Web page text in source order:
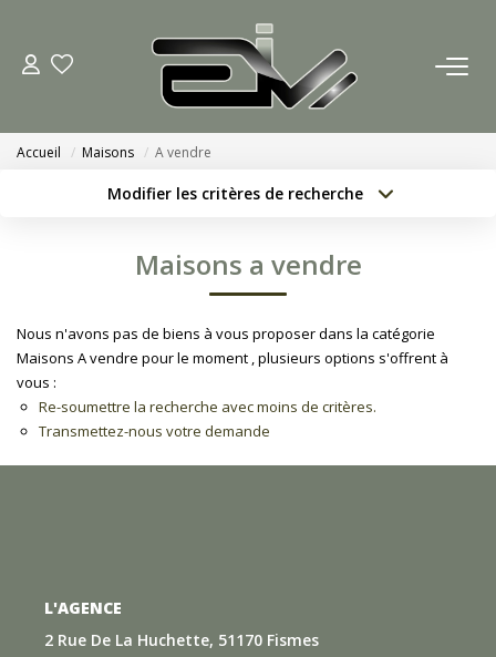
ACCUEIL
Nos Actualités
ACHETER
ESTIMATION
Accueil Maisons A vendre
Modifier les critères de recherche
Plus de critères Créer une alerte
Maisons a vendre
Nous n'avons pas de biens à vous proposer dans la catégorie
Maisons A vendre pour le moment , plusieurs options s'offrent à
vous :
Re-soumettre la recherche avec moins de critères.
Transmettez-nous votre demande
L'AGENCE
2 Rue De La Huchette, 51170 Fismes